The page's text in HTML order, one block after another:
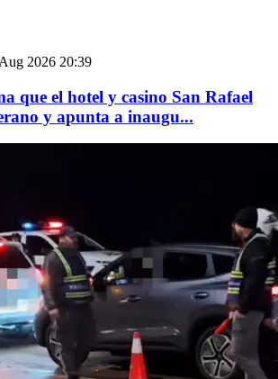
2026 20:39
que el hotel y casino San Rafael
y apunta a inaugu...